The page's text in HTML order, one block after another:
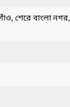
শেরে বাংলা নগর,